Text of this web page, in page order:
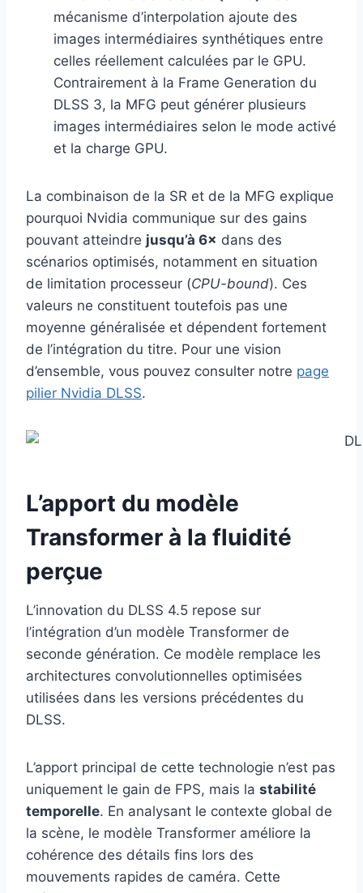
mécanisme d’interpolation ajoute des
images intermédiaires synthétiques entre
celles réellement calculées par le GPU.
Contrairement à la Frame Generation du
DLSS 3, la MFG peut générer plusieurs
images intermédiaires selon le mode activé
et la charge GPU.
La combinaison de la SR et de la MFG explique
pourquoi Nvidia communique sur des gains
pouvant atteindre jusqu’à 6× dans des
scénarios optimisés, notamment en situation
de limitation processeur (CPU-bound). Ces
valeurs ne constituent toutefois pas une
moyenne généralisée et dépendent fortement
de l’intégration du titre. Pour une vision
d’ensemble, vous pouvez consulter notre page
pilier Nvidia DLSS.
L’apport du modèle
Transformer à la fluidité
perçue
L’innovation du DLSS 4.5 repose sur
l’intégration d’un modèle Transformer de
seconde génération. Ce modèle remplace les
architectures convolutionnelles optimisées
utilisées dans les versions précédentes du
DLSS.
L’apport principal de cette technologie n’est pas
uniquement le gain de FPS, mais la stabilité
temporelle. En analysant le contexte global de
la scène, le modèle Transformer améliore la
cohérence des détails fins lors des
mouvements rapides de caméra. Cette